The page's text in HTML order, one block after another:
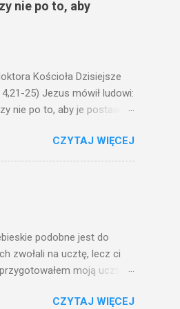
nie po to, aby
Kościoła Dzisiejsze
25) Jezus mówił ludowi:
nie po to, aby je postawić
jaką wy mierzycie,
ma, pozbawią go i tego, co
po to wnosi się światło,
świeczniku? Nie ma
CZYTAJ WIĘCEJ
podobne jest do
zwołali na ucztę, lecz ci
moją ucztę:
Na to król uniósł się
CZYTAJ WIĘCEJ